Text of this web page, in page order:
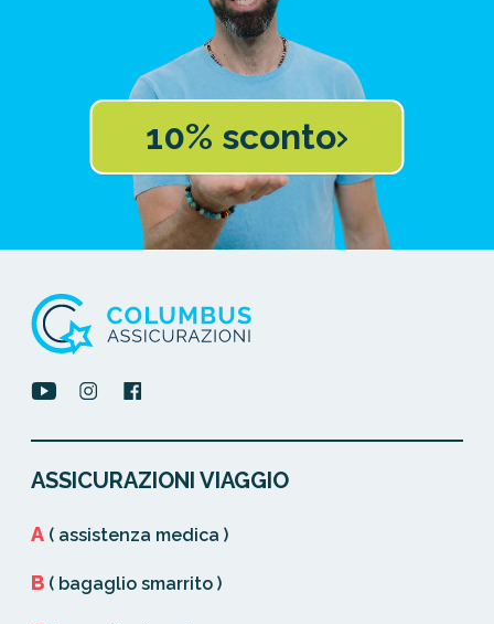
10% sconto
ASSICURAZIONI VIAGGIO
A ( assistenza medica )
B ( bagaglio smarrito )